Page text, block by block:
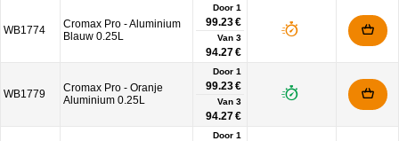
WB1774
Cromax Pro - Aluminium
Blauw 0.25L
Door 1
99.23 €
Van 3
94.27 €
WB1779
Cromax Pro - Oranje
Aluminium 0.25L
Door 1
99.23 €
Van 3
94.27 €
Door 1